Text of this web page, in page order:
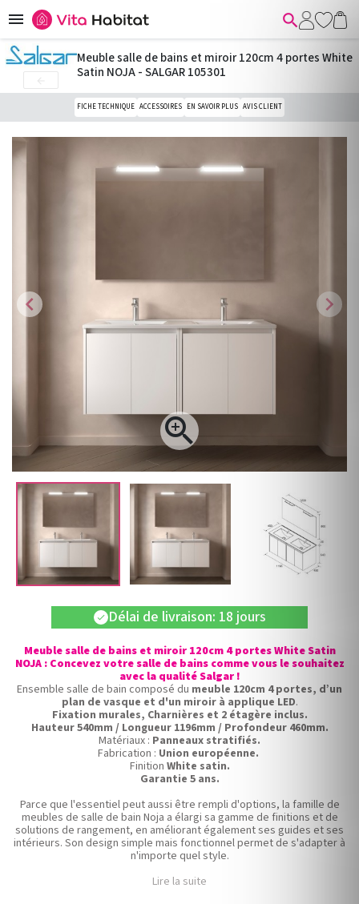
 
chevron_left

chevron_right
Meuble salle de bains et miroir 120cm 4 portes White
Satin NOJA - SALGAR 105301
FICHE TECHNIQUE ACCESSOIRES EN SAVOIR PLUS AVIS CLIENT
check Délai de livraison: 18 jours
Meuble salle de bains et miroir 120cm 4 portes White Satin
NOJA : Concevez votre salle de bains comme vous le souhaitez
avec la qualité Salgar !
Ensemble salle de bain composé du meuble 120cm 4 portes, d’un
plan de vasque et d'un miroir à applique LED.
Fixation murales, Charnières et 2 étagère inclus.
Hauteur 540mm / Longueur 1196mm / Profondeur 460mm.
Matériaux : Panneaux stratifiés.
Fabrication : Union européenne.
Finition White satin.
Garantie 5 ans.
Parce que l'essentiel peut aussi être rempli d'options, la famille de
meubles de salle de bain Noja a élargi sa gamme de finitions et de
solutions de rangement, en améliorant également ses guides et ses
intérieurs. Son design simple mais fonctionnel permet de s'adapter à
n'importe quel style.
Lire la suite